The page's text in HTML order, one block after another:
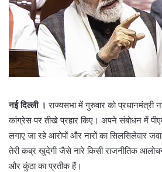
नई दिल्ली । राज्यसभा में गुरुवार को प्रधानमंत्री
कांग्रेस पर तीखे प्रहार किए। अपने संबोधन में
लगाए जा रहे आरोपों और नारों का सिलसिलेवार
तेरी कब्र खुदेगी जैसे नारे किसी राजनीतिक
और कुंठा का प्रतीक हैं।